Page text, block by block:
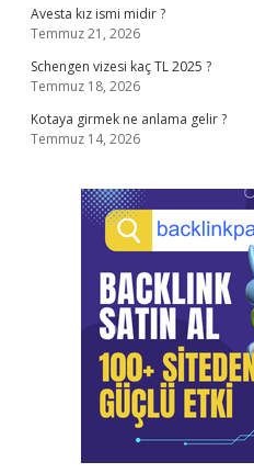
Avesta kız ismi midir ?
Temmuz 21, 2026
Schengen vizesi kaç TL 2025 ?
Temmuz 18, 2026
Kotaya girmek ne anlama gelir ?
Temmuz 14, 2026